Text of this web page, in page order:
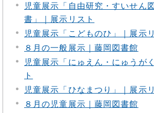
児童展示「自由研究・すいせん
書」｜展示リスト
児童展示「こどものひ」｜展示
８月の一般展示｜藤岡図書館
児童展示「にゅえん・にゅうが
ト
児童展示「ひなまつり」｜展示
８月の児童展示｜藤岡図書館